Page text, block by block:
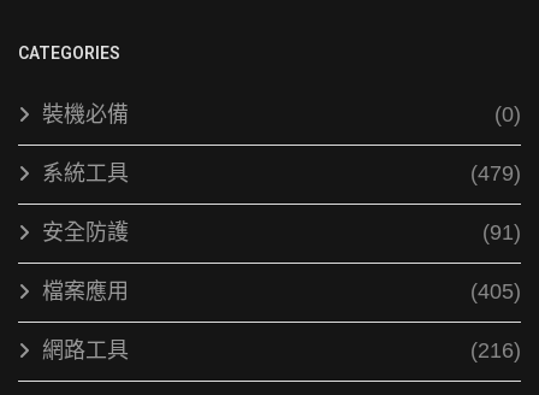
CATEGORIES
裝機必備 (0)
系統工具 (479)
安全防護 (91)
檔案應用 (405)
網路工具 (216)